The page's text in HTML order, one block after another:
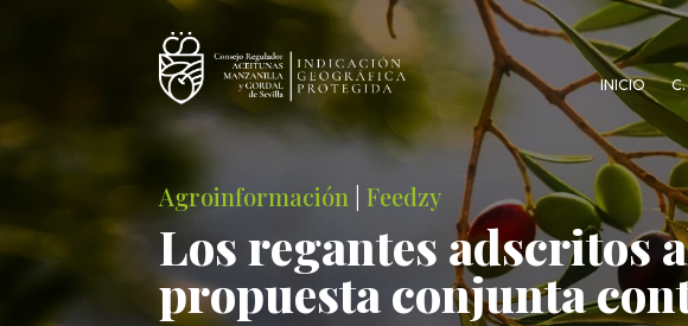
INICIO
Agroinformación |Feedzy
Los regantes adscritos
propuesta conjunta